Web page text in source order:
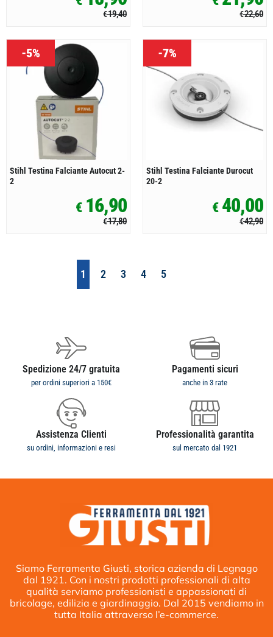
€19,40 €22,60
-5%
Stihl Testina Falciante Autocut 2-
2
€17,80
€16,90
-7%
Stihl Testina Falciante Durocut
20-2
€42,90
€40,00
1 2 3 4 5
Spedizione 24/7 gratuita
per ordini superiori a 150€
Pagamenti sicuri
anche in 3 rate
Assistenza Clienti
su ordini, informazioni e resi
Professionalità garantita
sul mercato dal 1921
Siamo Ferramenta Giusti, storica azienda di Legnago
dal 1921. Con i nostri prodotti professionali di alta
qualità serviamo professionisti e appassionati di
bricolage, edilizia e giardinaggio. Dal 2015 vendiamo in
tutta Italia attraverso l’e-commerce.